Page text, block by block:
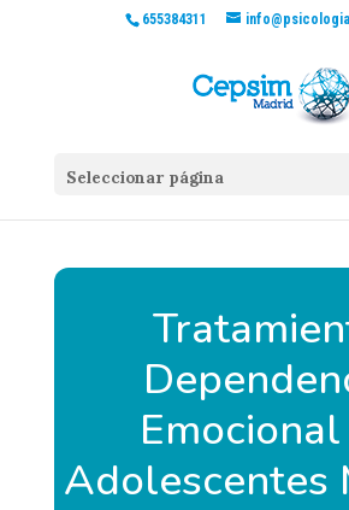
655384311
Seleccionar página
Adolescentes